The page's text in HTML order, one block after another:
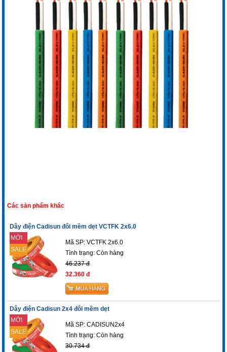
Các sản phẩm khác
Dây điện Cadisun đôi mềm dẹt VCTFK 2x6.0
MỚI
SALE
Mã SP: VCTFK 2x6.0
Tình trạng:Còn hàng
46.237 đ
32.360 đ
Dây điện Cadisun 2x4 đôi mềm dẹt
MỚI
SALE
Mã SP: CADISUN2x4
Tình trạng:Còn hàng
30.734 đ